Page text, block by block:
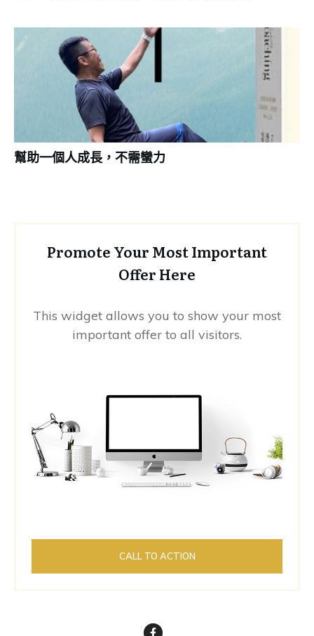
幫助一個人成長，不需蠻力
Promote Your Most Important
Offer Here
This widget allows you to show your most
important offer to all visitors.
CALL TO ACTION